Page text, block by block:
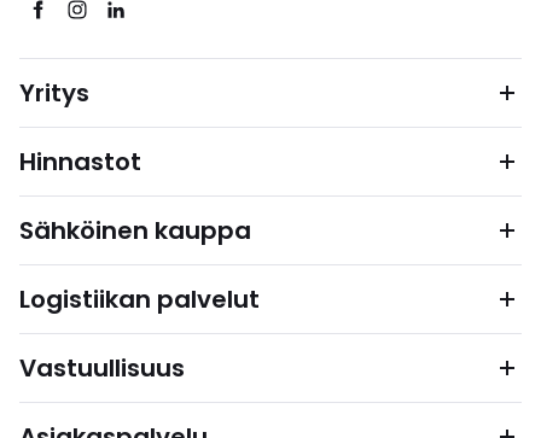
Yritys
Hinnastot
Sähköinen kauppa
Logistiikan palvelut
Vastuullisuus